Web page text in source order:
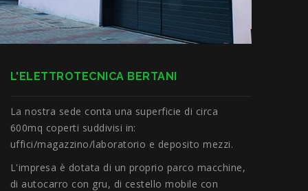
L'ELETTROTECNICA BERTANI
La nostra sede conta una superficie di circa
600mq coperti suddivisi in:
uffici/magazzino/laboratorio e deposito mezzi.
L'impresa è dotata di un proprio parco macchine,
di autocarro con gru, di cestello mobile con